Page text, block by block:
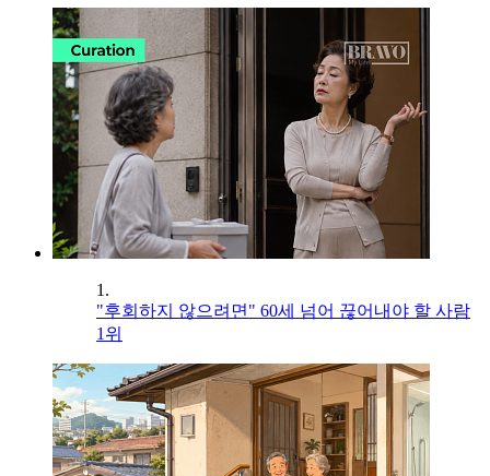
1.
"후회하지 않으려면" 60세 넘어 끊어내야 할 사람
1위